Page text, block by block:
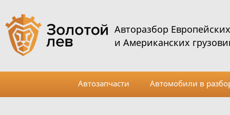
Авторазбор Европейских
и Американских
Автозапчасти Автомобили в